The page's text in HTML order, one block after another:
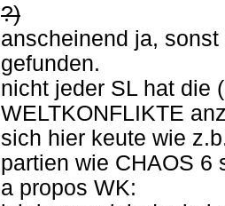
?)
anscheinend ja,
gefunden.
nicht jeder SL hat die
WELTKONFLIKTE
sich hier keute wie
partien wie CHAOS 6
a propos WK: